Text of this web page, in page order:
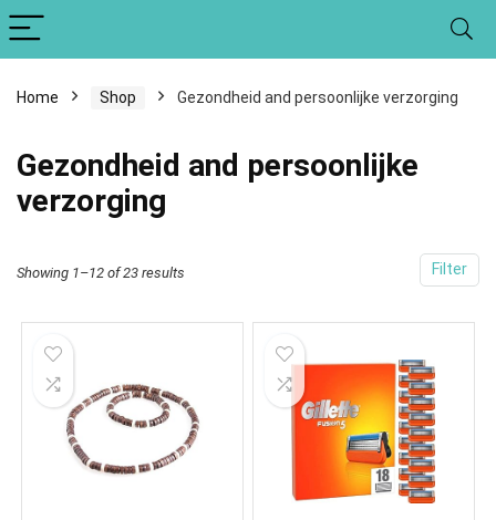
Home Shop Gezondheid and persoonlijke verzorging
Gezondheid and persoonlijke
verzorging
Filter
Showing 1–12 of 23 results